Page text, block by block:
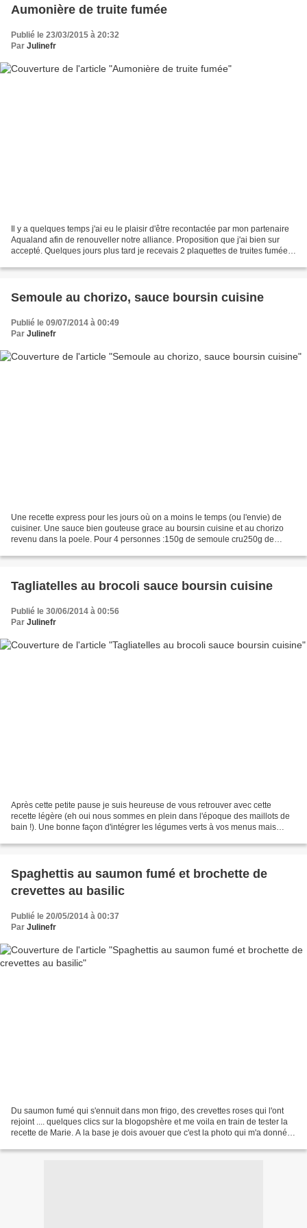
Aumonière de truite fumée
Publié le 23/03/2015 à 20:32
Par Julinefr
Il y a quelques temps j'ai eu le plaisir d'être recontactée par mon partenaire
Aqualand afin de renouveller notre alliance. Proposition que j'ai bien sur
accepté. Quelques jours plus tard je recevais 2 plaquettes de truites fumées
Semoule au chorizo, sauce boursin cuisine
Publié le 09/07/2014 à 00:49
Par Julinefr
Une recette express pour les jours où on a moins le temps (ou l'envie) de
cuisiner. Une sauce bien gouteuse grace au boursin cuisine et au chorizo
revenu dans la poele. Pour 4 personnes :150g de semoule cru250g de
Tagliatelles au brocoli sauce boursin cuisine
Publié le 30/06/2014 à 00:56
Par Julinefr
Après cette petite pause je suis heureuse de vous retrouver avec cette
recette légère (eh oui nous sommes en plein dans l'époque des maillots de
bain !). Une bonne façon d'intégrer les légumes verts à vos menus mais
Spaghettis au saumon fumé et brochette de
crevettes au basilic
Publié le 20/05/2014 à 00:37
Par Julinefr
Du saumon fumé qui s'ennuit dans mon frigo, des crevettes roses qui l'ont
rejoint .... quelques clics sur la blogopshère et me voila en train de tester la
recette de Marie. A la base je dois avouer que c'est la photo qui m'a donné